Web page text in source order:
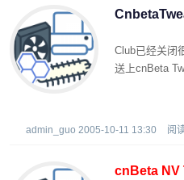
SB X-Fi 系列
不表示软件包
系列的声卡请
Club已经关闭
送上cnBeta
admin_guo 2005-10-11 13:30 阅
cnBeta NV